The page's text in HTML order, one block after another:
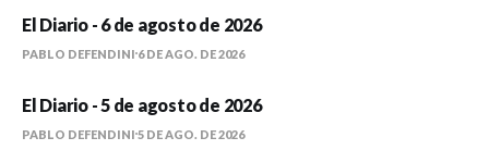
El Diario - 6 de agosto de 2026
PABLO DEFENDINI 6 DE AGO. DE 2026
El Diario - 5 de agosto de 2026
PABLO DEFENDINI 5 DE AGO. DE 2026